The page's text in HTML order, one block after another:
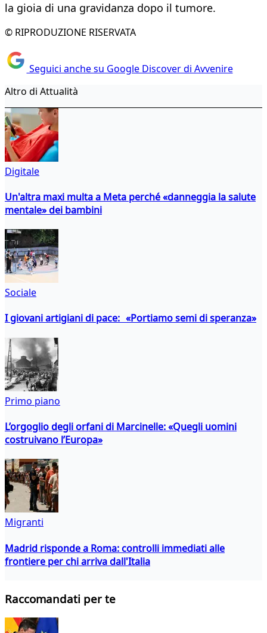
la gioia di una gravidanza dopo il tumore.
© RIPRODUZIONE RISERVATA
Seguici anche su Google Discover di Avvenire
Altro di Attualità
Digitale
Un'altra maxi multa a Meta perché «danneggia la salute
mentale» dei bambini
Sociale
I giovani artigiani di pace: «Portiamo semi di speranza»
Primo piano
L’orgoglio degli orfani di Marcinelle: «Quegli uomini
costruivano l’Europa»
Migranti
Madrid risponde a Roma: controlli immediati alle
frontiere per chi arriva dall'Italia
Raccomandati per te